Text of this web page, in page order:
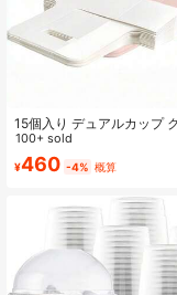
15個入り デュアルカップ
ドリンクキャリア 使い捨て
ウトトレイ 温冷両用飲料
ョップ、カフェ、フードト
100+ sold
¥460 -4% 概算